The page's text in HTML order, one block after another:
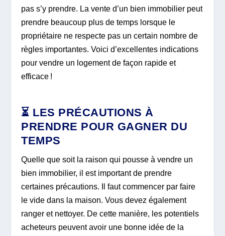
pas s’y prendre. La vente d’un bien immobilier peut
prendre beaucoup plus de temps lorsque le
propriétaire ne respecte pas un certain nombre de
règles importantes. Voici d’excellentes indications
pour vendre un logement de façon rapide et
efficace !
⏳ LES PRÉCAUTIONS À
PRENDRE POUR GAGNER DU
TEMPS
Quelle que soit la raison qui pousse à vendre un
bien immobilier, il est important de prendre
certaines précautions. Il faut commencer par faire
le vide dans la maison. Vous devez également
ranger et nettoyer. De cette manière, les potentiels
acheteurs peuvent avoir une bonne idée de la